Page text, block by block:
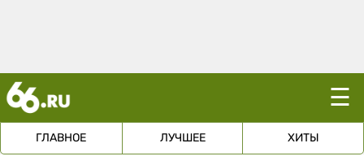
☰
ГЛАВНОЕ ЛУЧШЕЕ ХИТЫ